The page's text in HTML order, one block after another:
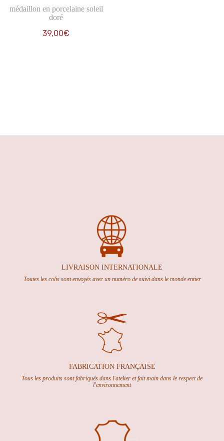
médaillon en porcelaine soleil
doré
39,00€
LIVRAISON INTERNATIONALE
Toutes les colis sont envoyés avec un numéro de suivi dans le monde entier
FABRICATION FRANÇAISE
Tous les produits sont fabriqués dans l'atelier et fait main dans le respect de
l'environnement